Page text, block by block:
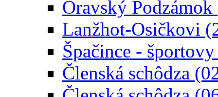
Oravský
Lanžhot-Osičkovi
Špačince -
Členská schôdza